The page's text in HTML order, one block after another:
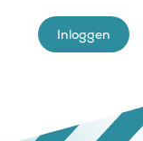
Inloggen